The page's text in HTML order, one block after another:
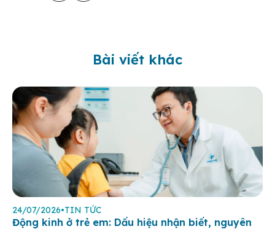
Bài viết khác
24/07/2026•TIN TỨC
Động kinh ở trẻ em: Dấu hiệu nhận biết, nguyên